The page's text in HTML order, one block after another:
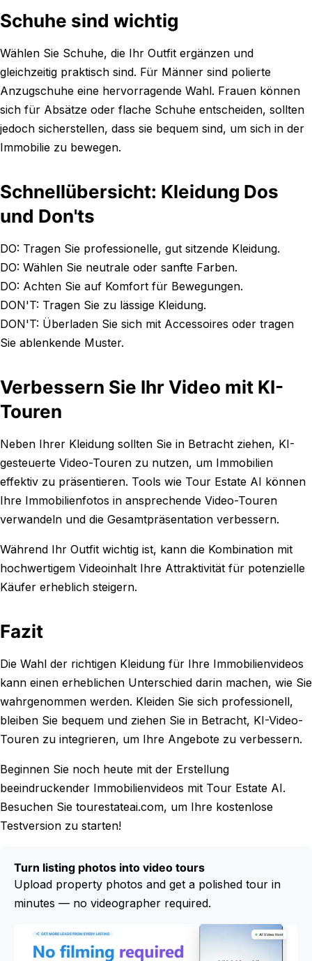
Schuhe sind wichtig
Wählen Sie Schuhe, die Ihr Outfit ergänzen und
gleichzeitig praktisch sind. Für Männer sind polierte
Anzugschuhe eine hervorragende Wahl. Frauen können
sich für Absätze oder flache Schuhe entscheiden, sollten
jedoch sicherstellen, dass sie bequem sind, um sich in der
Immobilie zu bewegen.
Schnellübersicht: Kleidung Dos
und Don'ts
DO: Tragen Sie professionelle, gut sitzende Kleidung.
DO: Wählen Sie neutrale oder sanfte Farben.
DO: Achten Sie auf Komfort für Bewegungen.
DON'T: Tragen Sie zu lässige Kleidung.
DON'T: Überladen Sie sich mit Accessoires oder tragen
Sie ablenkende Muster.
Verbessern Sie Ihr Video mit KI-
Touren
Neben Ihrer Kleidung sollten Sie in Betracht ziehen, KI-
gesteuerte Video-Touren zu nutzen, um Immobilien
effektiv zu präsentieren. Tools wie Tour Estate AI können
Ihre Immobilienfotos in ansprechende Video-Touren
verwandeln und die Gesamtpräsentation verbessern.
Während Ihr Outfit wichtig ist, kann die Kombination mit
hochwertigem Videoinhalt Ihre Attraktivität für potenzielle
Käufer erheblich steigern.
Fazit
Die Wahl der richtigen Kleidung für Ihre Immobilienvideos
kann einen erheblichen Unterschied darin machen, wie Sie
wahrgenommen werden. Kleiden Sie sich professionell,
bleiben Sie bequem und ziehen Sie in Betracht, KI-Video-
Touren zu integrieren, um Ihre Angebote zu verbessern.
Beginnen Sie noch heute mit der Erstellung
beeindruckender Immobilienvideos mit Tour Estate AI.
Besuchen Sie tourestateai.com, um Ihre kostenlose
Testversion zu starten!
Turn listing photos into video tours
Upload property photos and get a polished tour in
minutes — no videographer required.